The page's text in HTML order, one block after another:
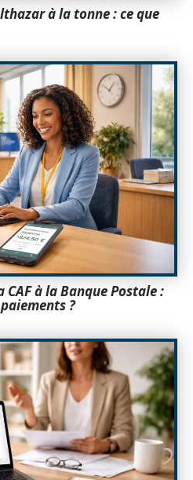
à la tonne : ce que
à la Banque Postale :
?